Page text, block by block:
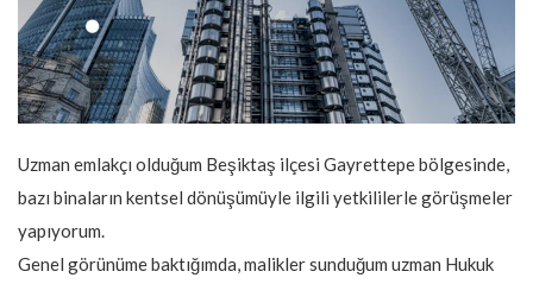
Uzman emlakçı olduğum Beşiktaş ilçesi Gayrettepe bölgesinde,
bazı binaların kentsel dönüşümüyle ilgili yetkililerle görüşmeler
yapıyorum.
Genel görünüme baktığımda, malikler sunduğum uzman Hukuk